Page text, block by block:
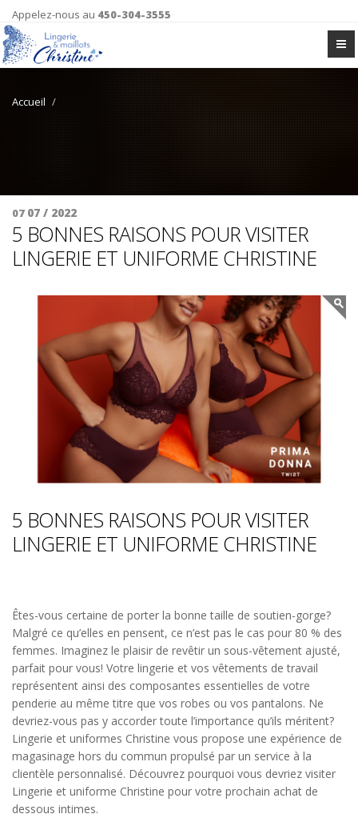
Appelez-nous au 450-304-3555
Accueil
07 07 / 2022
5 BONNES RAISONS POUR VISITER
LINGERIE ET UNIFORME CHRISTINE
5 BONNES RAISONS POUR VISITER
LINGERIE ET UNIFORME CHRISTINE
Êtes-vous certaine de porter la bonne taille de soutien-gorge?
Malgré ce qu’elles en pensent, ce n’est pas le cas pour 80 % des
femmes. Imaginez le plaisir de revêtir un sous-vêtement ajusté,
parfait pour vous! Votre lingerie et vos vêtements de travail
représentent ainsi des composantes essentielles de votre
penderie au même titre que vos robes ou vos pantalons. Ne
devriez-vous pas y accorder toute l’importance qu’ils méritent?
Lingerie et uniformes Christine vous propose une expérience de
magasinage hors du commun propulsé par un service à la
clientèle personnalisé. Découvrez pourquoi vous devriez visiter
Lingerie et uniforme Christine pour votre prochain achat de
dessous intimes.